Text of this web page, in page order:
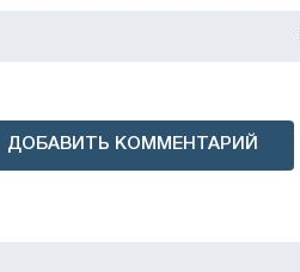
ДОБАВИТЬ КОММЕНТАРИЙ